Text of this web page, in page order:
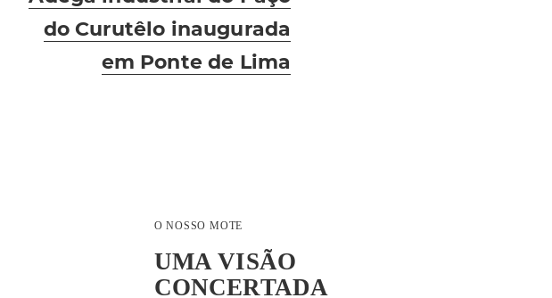
do Curutêlo inaugurada
em Ponte de Lima
O NOSSO MOTE
UMA VISÃO
CONCERTADA